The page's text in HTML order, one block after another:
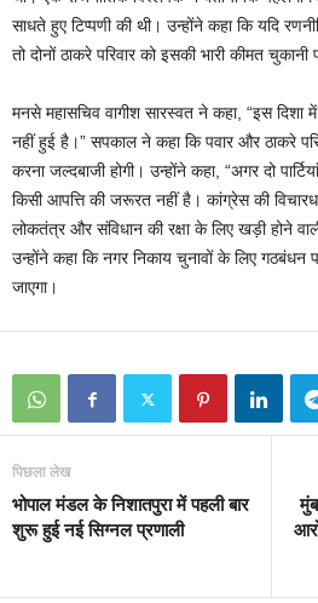
साधते हुए टिप्पणी की थी। उन्होंने कहा कि यदि
तो दोनों ठाकरे परिवार को इसकी भारी कीमत
मनसे महासचिव वागीश सारस्वत ने कहा, “इस दिशा
नहीं हुई है।” सपकाल ने कहा कि पवार और ठाकरे
करना जल्दबाजी होगी। उन्होंने कहा, “अगर दो
किसी आपत्ति की जरूरत नहीं है। कांग्रेस की
लोकतंत्र और संविधान की रक्षा के लिए खड़ी होने
उन्होंने कहा कि नगर निकाय चुनावों के लिए गठबंधन
जाएगा।
पिछला लेख
भोपाल मंडल के निशातपुरा में पहली बार
शुरू हुई नई सिग्नल प्रणाली